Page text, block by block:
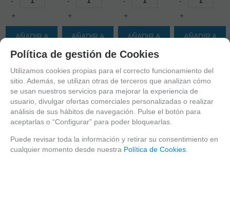
+
AÑADIR A
+
AÑADIR A
+
AÑADIR A
+
AÑADIR A
Política de gestión de Cookies
Utilizamos cookies propias para el correcto funcionamiento del
sitio. Además, se utilizan otras de terceros que analizan cómo
se usan nuestros servicios para mejorar la experiencia de
usuario, divulgar ofertas comerciales personalizadas o realizar
análisis de sus hábitos de navegación. Pulse el botón para
aceptarlas o “Configurar” para poder bloquearlas.
Puede revisar toda la información y retirar su consentimiento en
cualquier momento desde nuestra Política de Cookies